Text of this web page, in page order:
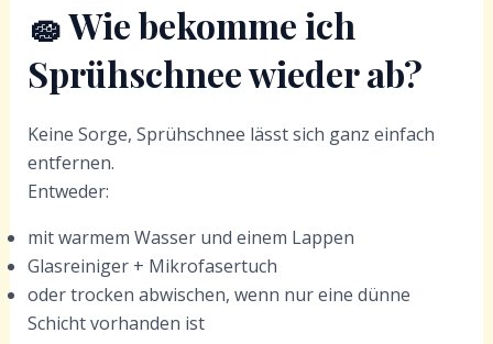
🧽Wie bekomme ich
Sprühschnee wieder ab?
Keine Sorge, Sprühschnee lässt sich ganz einfach
entfernen.
Entweder:
mit warmem Wasser und einem Lappen
Glasreiniger + Mikrofasertuch
oder trocken abwischen, wenn nur eine dünne
Schicht vorhanden ist